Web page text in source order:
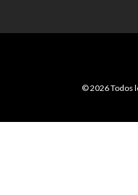
© 2026 Todos